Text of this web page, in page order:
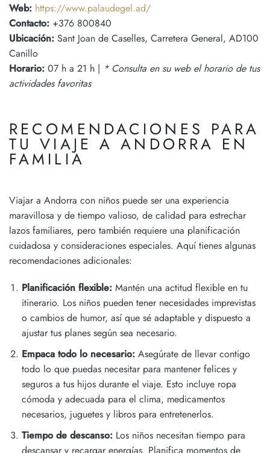
Web: https://www.palaudegel.ad/
Contacto: +376 800840
Ubicación: Sant Joan de Caselles, Carretera General, AD100
Canillo
Horario: 07 h a 21 h | * Consulta en su web el horario de tus
actividades favoritas
RECOMENDACIONES PARA
TU VIAJE A ANDORRA EN
FAMILIA
Viajar a Andorra con niños puede ser una experiencia
maravillosa y de tiempo valioso, de calidad para estrechar
lazos familiares, pero también requiere una planificación
cuidadosa y consideraciones especiales. Aquí tienes algunas
recomendaciones adicionales:
Planificación flexible:Mantén una actitud flexible en tu
itinerario. Los niños pueden tener necesidades imprevistas
o cambios de humor, así que sé adaptable y dispuesto a
ajustar tus planes según sea necesario.
Empaca todo lo necesario:Asegúrate de llevar contigo
todo lo que puedas necesitar para mantener felices y
seguros a tus hijos durante el viaje. Esto incluye ropa
cómoda y adecuada para el clima, medicamentos
necesarios, juguetes y libros para entretenerlos.
Tiempo de descanso:Los niños necesitan tiempo para
descansar y recargar energías. Planifica momentos de